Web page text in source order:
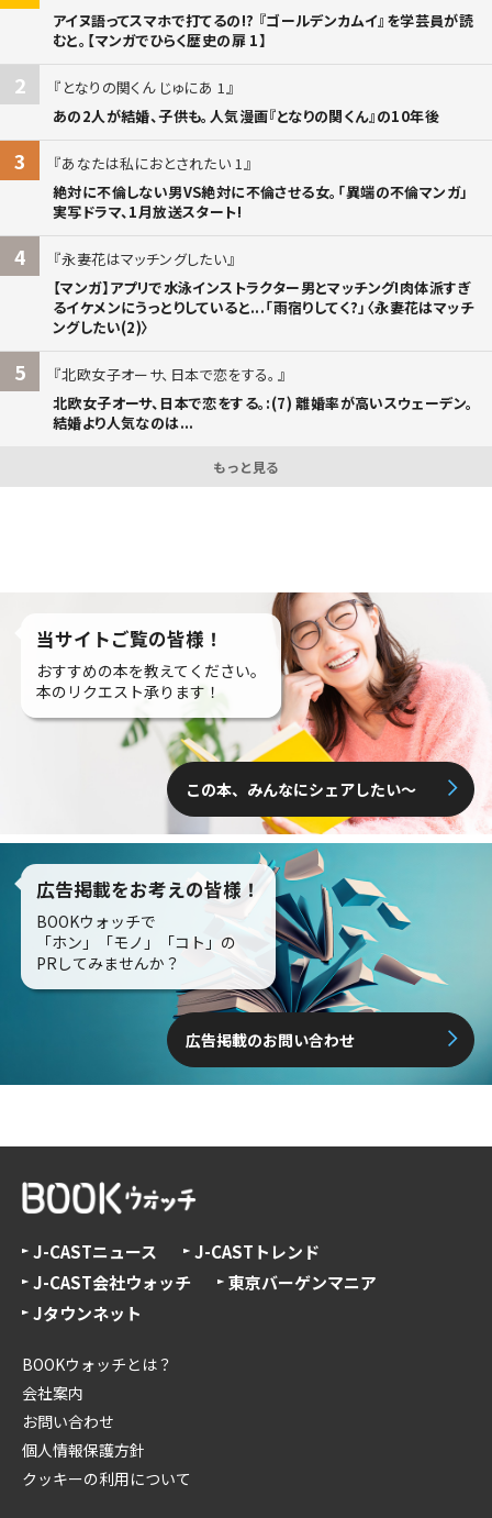
アイヌ語ってスマホで打てるの!? 『ゴールデンカムイ』を学芸員が読
むと。【マンガでひらく歴史の扉 1】
2
となりの関くん じゅにあ 1
あの2人が結婚、子供も。人気漫画『となりの関くん』の10年後
3
あなたは私におとされたい 1
絶対に不倫しない男VS絶対に不倫させる女。「異端の不倫マンガ」
実写ドラマ、1月放送スタート!
4
永妻花はマッチングしたい
【マンガ】アプリで水泳インストラクター男とマッチング!肉体派すぎ
るイケメンにうっとりしていると...「雨宿りしてく?」〈永妻花はマッチ
ングしたい(2)〉
5
北欧女子オーサ、日本で恋をする。
北欧女子オーサ、日本で恋をする。:(7) 離婚率が高いスウェーデン。
結婚より人気なのは...
もっと見る
当サイトご覧の皆様！
おすすめの本を教えてください。
本のリクエスト承ります！
この本、みんなにシェアしたい〜
広告掲載をお考えの皆様！
BOOKウォッチで
「ホン」「モノ」「コト」の
PRしてみませんか？
広告掲載のお問い合わせ
J-CASTニュース
J-CASTトレンド
J-CAST会社ウォッチ
東京バーゲンマニア
Jタウンネット
BOOKウォッチとは？
会社案内
お問い合わせ
個人情報保護方針
クッキーの利用について